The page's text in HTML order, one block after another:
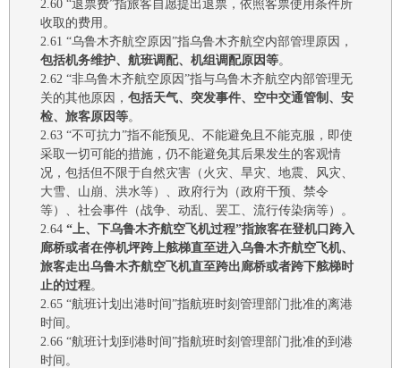
2.60 “退票费”指旅客自愿提出退票，依照客票使用条件所
收取的费用。
2.61 “乌鲁木齐航空原因”指乌鲁木齐航空内部管理原因，
包括机务维护、航班调配、机组调配原因等。
2.62 “非乌鲁木齐航空原因”指与乌鲁木齐航空内部管理无
关的其他原因， 包括天气、突发事件、空中交通管制、安
检、旅客原因等。
2.63 “不可抗力”指不能预见、不能避免且不能克服，即使
采取一切可能的措施，仍不能避免其后果发生的客观情
况，包括但不限于自然灾害（火灾、旱灾、地震、风灾、
大雪、山崩、洪水等）、政府行为（政府干预、禁令
等）、社会事件（战争、动乱、罢工、流行传染病等）。
2.64 “上、下乌鲁木齐航空飞机过程”指旅客在登机口跨入
廊桥或者在停机坪跨上舷梯直至进入乌鲁木齐航空飞机、
旅客走出乌鲁木齐航空飞机直至跨出廊桥或者跨下舷梯时
止的过程。
2.65 “航班计划出港时间”指航班时刻管理部门批准的离港
时间。
2.66 “航班计划到港时间”指航班时刻管理部门批准的到港
时间。